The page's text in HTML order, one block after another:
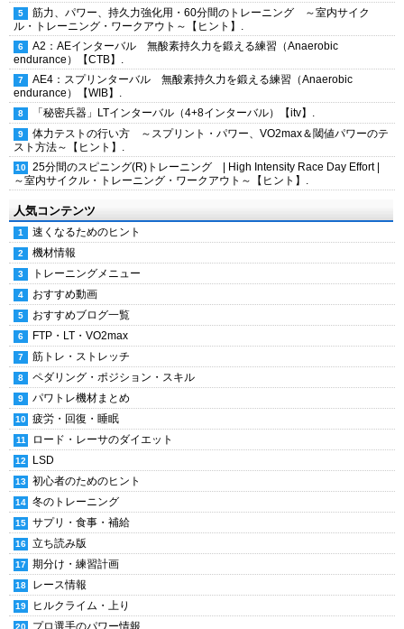
筋力、パワー、持久力強化用・60分間のトレーニング ～室内サイク
ル・トレーニング・ワークアウト～【ヒント】.
A2：AEインターバル 無酸素持久力を鍛える練習（Anaerobic
endurance）【CTB】.
AE4：スプリンターバル 無酸素持久力を鍛える練習（Anaerobic
endurance）【WIB】.
「秘密兵器」LTインターバル（4+8インターバル）【itv】.
体力テストの行い方 ～スプリント・パワー、VO2max＆閾値パワーのテ
スト方法～【ヒント】.
25分間のスピニング(R)トレーニング | High Intensity Race Day Effort |
～室内サイクル・トレーニング・ワークアウト～【ヒント】.
人気コンテンツ
速くなるためのヒント
機材情報
トレーニングメニュー
おすすめ動画
おすすめブログ一覧
FTP・LT・VO2max
筋トレ・ストレッチ
ペダリング・ポジション・スキル
パワトレ機材まとめ
疲労・回復・睡眠
ロード・レーサのダイエット
LSD
初心者のためのヒント
冬のトレーニング
サプリ・食事・補給
立ち読み版
期分け・練習計画
レース情報
ヒルクライム・上り
プロ選手のパワー情報